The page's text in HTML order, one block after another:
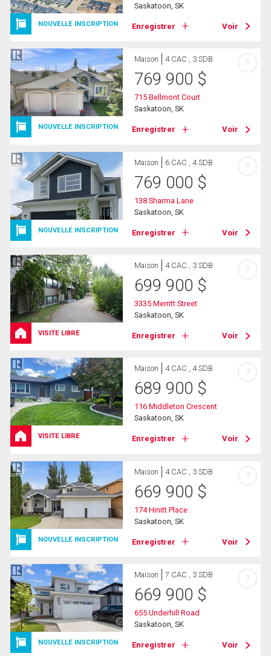
NOUVELLE INSCRIPTION
Saskatoon, SK
Enregistrer Voir
NOUVELLE INSCRIPTION
Maison 4 CAC , 3 SDB
769 900 $
715 Bellmont Court
Saskatoon, SK
Enregistrer Voir
?
NOUVELLE INSCRIPTION
Maison 6 CAC , 4 SDB
769 000 $
138 Sharma Lane
Saskatoon, SK
Enregistrer Voir
?
VISITE LIBRE
Maison 4 CAC , 3 SDB
699 900 $
3335 Merritt Street
Saskatoon, SK
Enregistrer Voir
?
VISITE LIBRE
Maison 4 CAC , 4 SDB
689 900 $
116 Middleton Crescent
Saskatoon, SK
Enregistrer Voir
?
NOUVELLE INSCRIPTION
Maison 4 CAC , 3 SDB
669 900 $
174 Hinitt Place
Saskatoon, SK
Enregistrer Voir
?
NOUVELLE INSCRIPTION
Maison 7 CAC , 3 SDB
669 900 $
655 Underhill Road
Saskatoon, SK
Enregistrer Voir
?